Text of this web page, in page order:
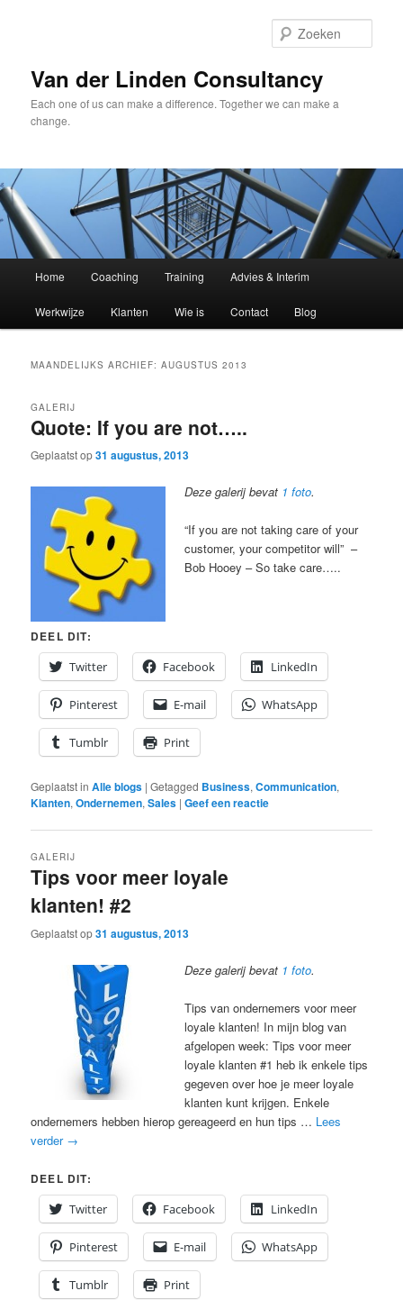
inhoud
inhoudVan der Linden Consultancy
Each one of us can make a difference. Together we can make a
change.
Home Coaching Training Advies & Interim
Werkwijze Klanten Wie is Contact Blog
MAANDELIJKS ARCHIEF:AUGUSTUS 2013
Quote: If you are not…..
GALERIJ
Geplaatst op31 augustus, 2013
Deze galerij bevat 1 foto.
“If you are not taking care of your
customer, your competitor will” –
Bob Hooey – So take care…..
DEEL DIT:
Twitter
Facebook LinkedIn
Pinterest E-mail WhatsApp
Tumblr Print
Geplaatst in Alle blogs |Getagged Business,Communication,
Klanten,Ondernemen,Sales |Geef een reactie
Tips voor meer loyale
klanten! #2
GALERIJ
Geplaatst op31 augustus, 2013
Deze galerij bevat 1 foto.
Tips van ondernemers voor meer
loyale klanten! In mijn blog van
afgelopen week: Tips voor meer
loyale klanten #1 heb ik enkele tips
gegeven over hoe je meer loyale
klanten kunt krijgen. Enkele
ondernemers hebben hierop gereageerd en hun tips … Lees
verder →
DEEL DIT:
Twitter
Facebook LinkedIn
Pinterest E-mail WhatsApp
Tumblr Print